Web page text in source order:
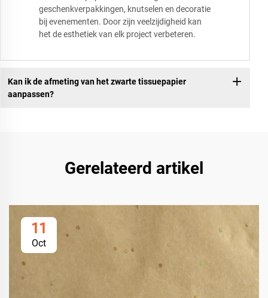
geschenkverpakkingen, knutselen en decoratie
bij evenementen. Door zijn veelzijdigheid kan
het de esthetiek van elk project verbeteren.
Kan ik de afmeting van het zwarte tissuepapier
aanpassen?
Gerelateerd artikel
11
Oct